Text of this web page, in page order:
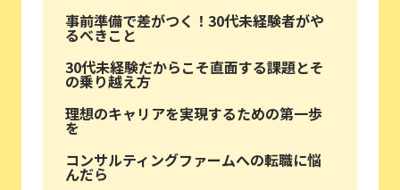
事前準備で差がつく！30代未経験者がや
るべきこと
30代未経験だからこそ直面する課題とそ
の乗り越え方
理想のキャリアを実現するための第一歩
を
コンサルティングファームへの転職に悩
んだら